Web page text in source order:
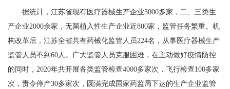
据统计，江苏省现有医疗器械生产企业3000多家，二、三类生
产企业2000余家，无菌植入性生产企业近800家，监管任务繁重。机
构改革后，江苏全省共有药械化监管人员224名，从事医疗器械生产
监管人员不到60人。广大监管人员克服困难，在主动做好疫情防控
的同时，2020年共开展各类监管检查4000多家次，飞行检查100多家
次，责令停产30多家次，圆满完成国家药监局下达的生产企业监管